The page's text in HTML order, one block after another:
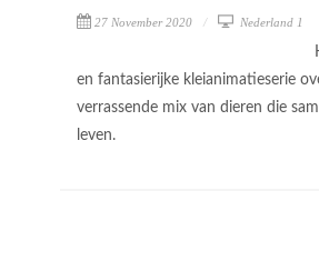
27 November 2020 Nederland 1
en fantasierijke kleianimatieserie
verrassende mix van dieren die
leven.